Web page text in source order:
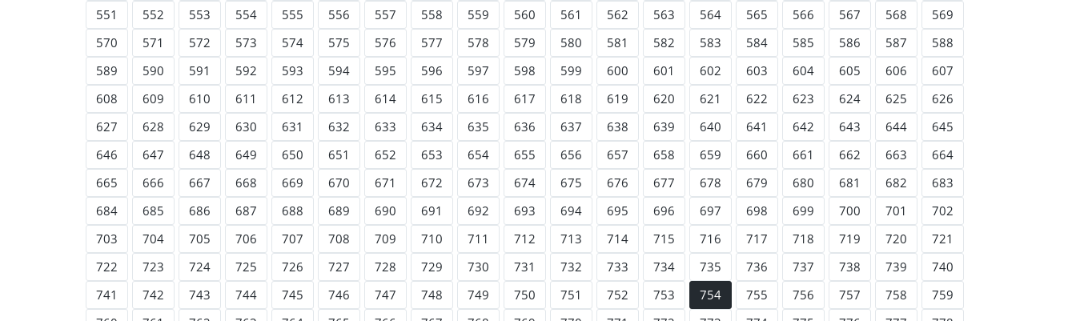
551
552 553 554 555 556 557 558 559 560 561 562 563 564 565 566 567 568
569
570
571 572 573 574 575 576 577 578 579 580 581 582 583 584 585 586 587
588
589
590 591 592 593 594 595 596 597 598 599 600 601 602 603 604 605 606
607
608
609 610 611 612 613 614 615 616 617 618 619 620 621 622 623 624 625
626
627
628 629 630 631 632 633 634 635 636 637 638 639 640 641 642 643 644
645
646
647 648 649 650 651 652 653 654 655 656 657 658 659 660 661 662 663
664
665
666 667 668 669 670 671 672 673 674 675 676 677 678 679 680 681 682
683
684
685 686 687 688 689 690 691 692 693 694 695 696 697 698 699 700 701
702
703
704 705 706 707 708 709 710 711 712 713 714 715 716 717 718 719 720
721
722
723 724 725 726 727 728 729 730 731 732 733 734 735 736 737 738 739
740
741
742 743 744 745 746 747 748 749 750 751 752 753 754 755 756 757 758
759